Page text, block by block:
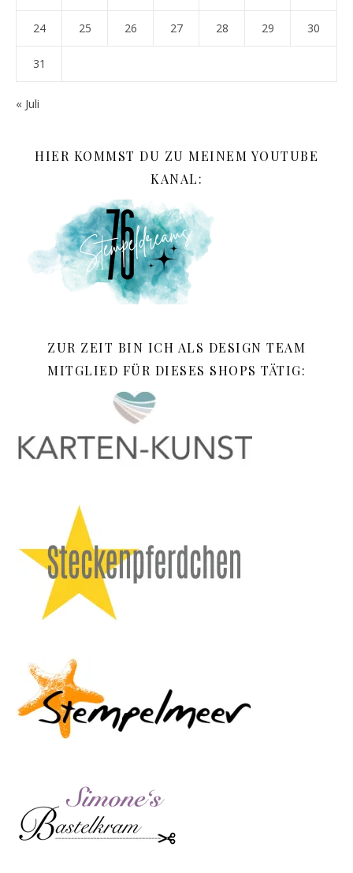
24 25 26 27 28 29 30
31
« Juli
HIER KOMMST DU ZU MEINEM YOUTUBE
KANAL:
ZUR ZEIT BIN ICH ALS DESIGN TEAM
MITGLIED FÜR DIESES SHOPS TÄTIG: